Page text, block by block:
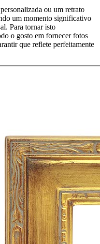
ou um retrato
um momento significativo
Para tornar isto
o gosto em fornecer fotos
que reflete perfeitamente